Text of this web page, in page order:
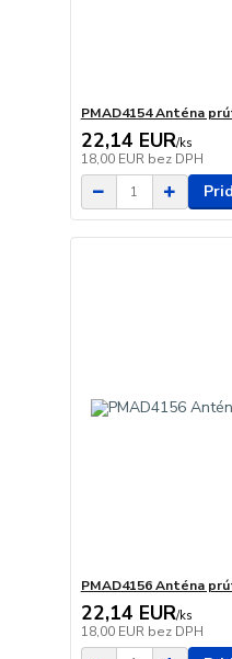
PMAD4154 Anténa
22,14 EUR/ks
18,00 EUR bez DPH
PMAD4156 Anténa
22,14 EUR/ks
18,00 EUR bez DPH